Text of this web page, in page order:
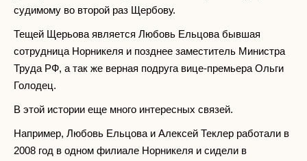
судимому во второй раз Щербову.
Тещей Щерьова является Любовь Ельцова бывшая
сотрудница Норникеля и позднее заместитель Министра
Труда РФ, а так же верная подруга вице-премьера Ольги
Голодец.
В этой истории еще много интересных связей.
Например, Любовь Ельцова и Алексей Теклер работали в
2008 год в одном филиале Норникеля и сидели в